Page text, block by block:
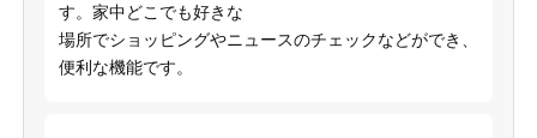
す。家中どこでも好きな
場所でショッピングやニュースのチェックなどができ、
便利な機能です。